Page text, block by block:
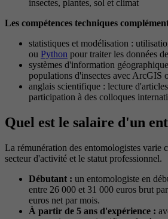
insectes, plantes, sol et climat
Les compétences techniques
statistiques et modélisation :
ou Python pour traiter les données
systèmes d'information
populations d'insectes avec ArcGIS
anglais scientifique : lecture
participation à des colloques
Quel est le salaire d'un
La rémunération des entomologistes varie
secteur d'activité et le statut professionnel.
Débutant : un entomologiste en
entre 26 000 et 31 000 euros brut
euros net par mois.
À partir de 5 ans d'expérience :